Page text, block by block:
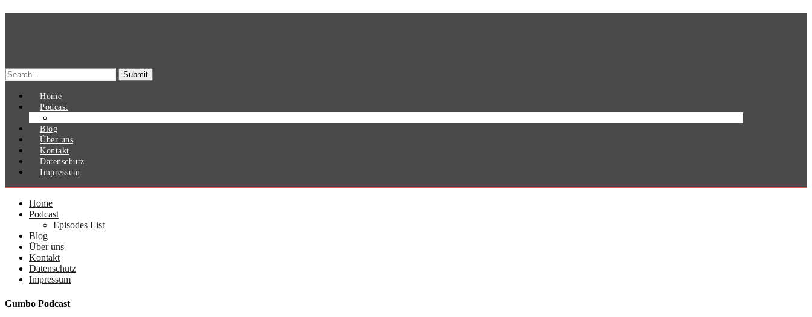
Search
for:
Home
Podcast
Blog
Über uns
Kontakt
Datenschutz
Impressum
Home
Podcast
Episodes List
Blog
Über uns
Kontakt
Datenschutz
Impressum
Gumbo Podcast